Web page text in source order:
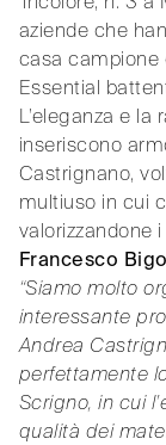
aziende che
casa campione
Essential
L’eleganza e la
inseriscono
Castrignano,
multiuso in cui
valorizzandone
Francesco
“Siamo molto
interessante
Andrea
perfettamente
Scrigno, in cui
qualità dei